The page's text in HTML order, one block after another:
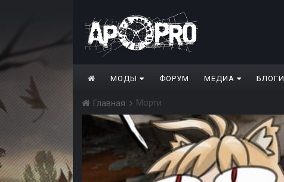
МОДЫ ФОРУМ МЕДИА БЛОГИ
Главная Морти